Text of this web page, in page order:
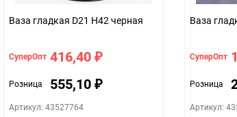
Ваза гладкая D21 H42 черная
СуперОпт 416,40 ₽
Розница 555,10 ₽
Артикул: 43527764
Ваза
СуперОпт
Розница
Артикул: